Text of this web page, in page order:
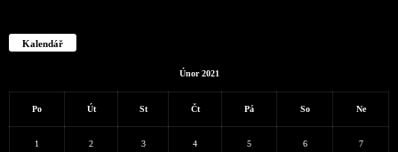
Kalendář
Únor 2021
Po Út St Čt Pá So Ne
1 2 3 4 5 6 7